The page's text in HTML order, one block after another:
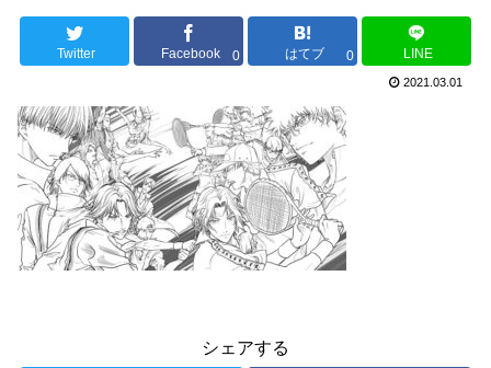
Twitter Facebook 0 はてブ 0 LINE
2021.03.01
シェアする